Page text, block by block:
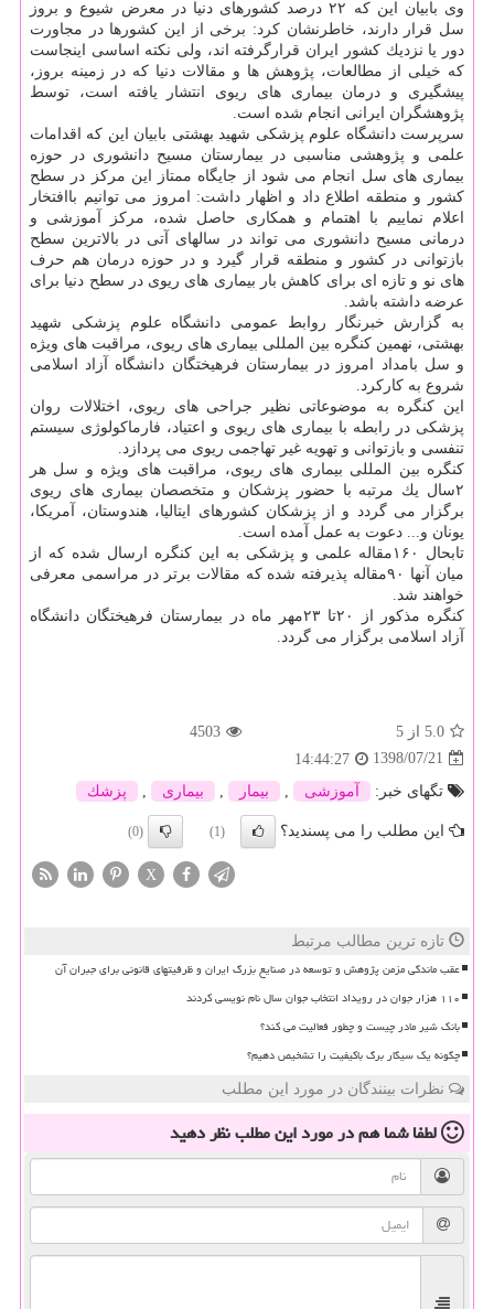
وی بابیان این كه ۲۲ درصد كشورهای دنیا در معرض شیوع و بروز
سل قرار دارند، خاطرنشان كرد: برخی از این كشورها در مجاورت
دور یا نزدیك كشور ایران قرارگرفته اند، ولی نكته اساسی اینجاست
كه خیلی از مطالعات، پژوهش ها و مقالات دنیا كه در زمینه بروز،
پیشگیری و درمان بیماری های ریوی انتشار یافته است، توسط
پژوهشگران ایرانی انجام شده است.
سرپرست دانشگاه علوم پزشكی شهید بهشتی بابیان این كه اقدامات
علمی و پژوهشی مناسبی در بیمارستان مسیح دانشوری در حوزه
بیماری های سل انجام می شود از جایگاه ممتاز این مركز در سطح
كشور و منطقه اطلاع داد و اظهار داشت: امروز می توانیم باافتخار
اعلام نماییم با اهتمام و همكاری حاصل شده، مركز آموزشی و
درمانی مسیح دانشوری می تواند در سالهای آتی در بالاترین سطح
بازتوانی در كشور و منطقه قرار گیرد و در حوزه درمان هم حرف
های نو و تازه ای برای كاهش بار بیماری های ریوی در سطح دنیا برای
عرضه داشته باشد.
به گزارش خبرنگار روابط عمومی دانشگاه علوم پزشكی شهید
بهشتی، نهمین كنگره بین المللی بیماری های ریوی، مراقبت های ویژه
و سل بامداد امروز در بیمارستان فرهیختگان دانشگاه آزاد اسلامی
شروع به كاركرد.
این كنگره به موضوعاتی نظیر جراحی های ریوی، اختلالات روان
پزشكی در رابطه با بیماری های ریوی و اعتیاد، فارماكولوژی سیستم
تنفسی و بازتوانی و تهویه غیر تهاجمی ریوی می پردازد.
كنگره بین المللی بیماری های ریوی، مراقبت های ویژه و سل هر
۲سال یك مرتبه با حضور پزشكان و متخصصان بیماری های ریوی
برگزار می گردد و از پزشكان كشورهای ایتالیا، هندوستان، آمریكا،
یونان و... دعوت به عمل آمده است.
تابحال ۱۶۰مقاله علمی و پزشكی به این كنگره ارسال شده كه از
میان آنها ۹۰مقاله پذیرفته شده كه مقالات برتر در مراسمی معرفی
خواهند شد.
كنگره مذكور از ۲۰تا ۲۳مهر ماه در بیمارستان فرهیختگان دانشگاه
آزاد اسلامی برگزار می گردد.
5.0 از 5
4503
1398/07/21
14:44:27
تگهای خبر:
آموزشی بیمار بیماری پزشك
این مطلب را می پسندید؟ (1)
(0)
X
تازه ترین مطالب مرتبط
عقب ماندگی مزمن پژوهش و توسعه در صنایع بزرگ ایران و ظرفیتهای قانونی برای جبران آن
۱۱۰ هزار جوان در رویداد انتخاب جوان سال نام نویسی کردند
بانک شیر مادر چیست و چطور فعالیت می کند؟
چگونه یک سیگار برگ باکیفیت را تشخیص دهیم؟
نظرات بینندگان در مورد این مطلب
لطفا شما همدر مورد این مطلبنظر دهید